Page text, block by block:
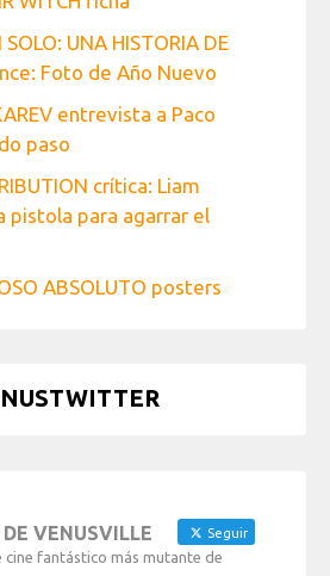
SOLO: UNA HISTORIA DE
Foto de Año Nuevo
entrevista a Paco
paso
crítica: Liam
pistola para agarrar el
ABSOLUTO posters
VENUSVILLE Seguir
cine fantástico más mutante de